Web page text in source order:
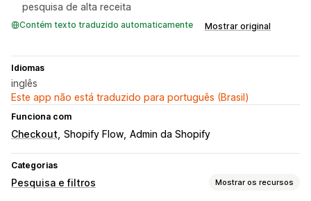
pesquisa de alta receita
Contém texto traduzido automaticamente Mostrar original
Idiomas
inglês
Este app não está traduzido para português (Brasil)
Funciona com
Checkout Shopify Flow Admin da Shopify
Categorias
Pesquisa e filtros Mostrar os recursos